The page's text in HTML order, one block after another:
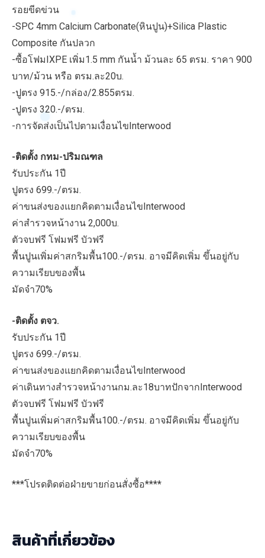
รอยขีดข่วน
-SPC 4mm Calcium Carbonate(หินปูน)+Silica Plastic
Composite กันปลวก
-ซื้อโฟมIXPE เพิ่ม1.5 mm กันน้ำ ม้วนละ 65 ตรม. ราคา 900
บาท/ม้วน หรือ ตรม.ละ20บ.
-ปูตรง 915.-/กล่อง/2.855ตรม.
-ปูตรง 320.-/ตรม.
-การจัดส่งเป็นไปตามเงื่อนไขInterwood
-ติดตั้ง กทม-ปริมณฑล
รับประกัน 1ปี
ปูตรง 699.-/ตรม.
ค่าขนส่งของแยกคิดตามเงื่อนไขInterwood
ค่าสำรวจหน้างาน 2,000บ.
ตัวจบฟรี โฟมฟรี บัวฟรี
พื้นปูนเพิ่มค่าสกริมพื้น100.-/ตรม. อาจมีคิดเพิ่ม ขึ้นอยู่กับ
ความเรียบของพื้น
มัดจำ70%
-ติดตั้ง ตจว.
รับประกัน 1ปี
ปูตรง 699.-/ตรม.
ค่าขนส่งของแยกคิดตามเงื่อนไขInterwood
ค่าเดินทางสำรวจหน้างานกม.ละ18บาทปักจากInterwood
ตัวจบฟรี โฟมฟรี บัวฟรี
พื้นปูนเพิ่มค่าสกริมพื้น100.-/ตรม. อาจมีคิดเพิ่ม ขึ้นอยู่กับ
ความเรียบของพื้น
มัดจำ70%
***โปรดติดต่อฝ่ายขายก่อนสั่งซื้อ****
สินค้าที่เกี่ยวข้อง